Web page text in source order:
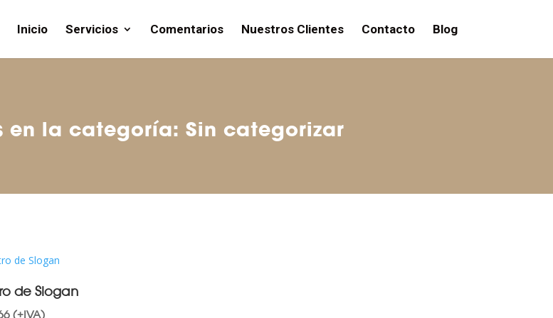
Inicio Servicios Comentarios Nuestros Clientes Contacto Blog
en la categoría: Sin categorizar
de Slogan
(+IVA)